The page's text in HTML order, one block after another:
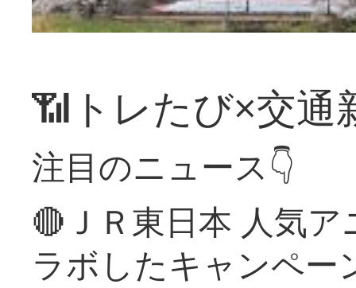
📶トレたび×交通
注目のニュース👇
🔴ＪＲ東日本 人気
ラボしたキャンペー